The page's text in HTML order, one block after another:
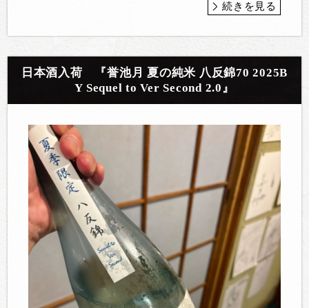
続きを見る
日本酒入荷 『誉池月 夏の純米 八反錦70 2025B
Y Sequel to Ver Second 2.0』